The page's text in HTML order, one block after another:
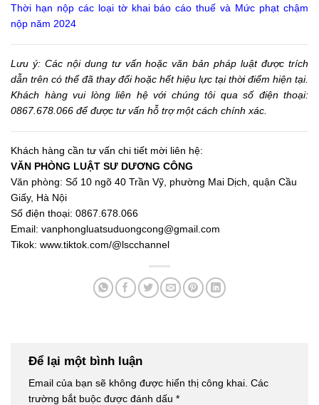
Thời hạn nộp các loại tờ khai báo cáo thuế và Mức phạt chậm
nộp năm 2024
Lưu ý: Các nội dung tư vấn hoặc văn bản pháp luật được trích
dẫn trên có thể đã thay đổi hoặc hết hiệu lực tại thời điểm hiện tại.
Khách hàng vui lòng liên hệ với chúng tôi qua số điện thoại:
0867.678.066 để được tư vấn hỗ trợ một cách chính xác.
Khách hàng cần tư vấn chi tiết mời liên hệ:
VĂN PHÒNG LUẬT SƯ DƯƠNG CÔNG
Văn phòng: Số 10 ngõ 40 Trần Vỹ, phường Mai Dịch, quận Cầu
Giấy, Hà Nội
Số điện thoại: 0867.678.066
Email: vanphongluatsuduongcong@gmail.com
Tikok: www.tiktok.com/@lscchannel
Để lại một bình luận
Email của bạn sẽ không được hiển thị công khai. Các
trường bắt buộc được đánh dấu *